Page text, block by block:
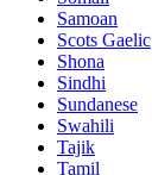
Samoan
Scots Gaelic
Shona
Sindhi
Sundanese
Swahili
Tajik
Tamil